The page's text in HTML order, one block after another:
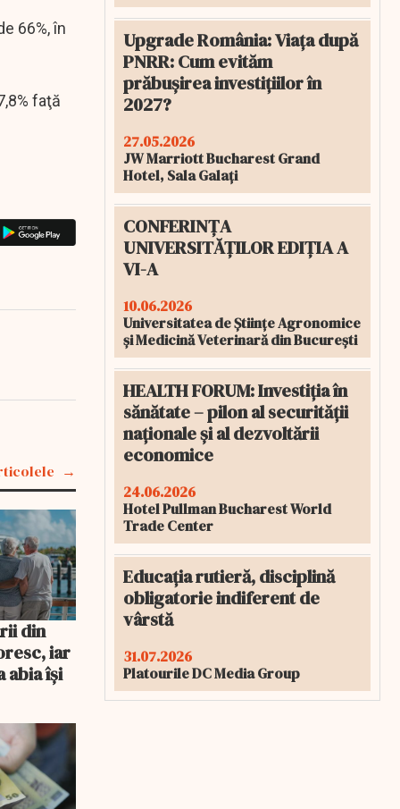
66%, în
faţă
din
iar
abia își
Upgrade România: Viața după
PNRR: Cum evităm
prăbușirea investițiilor în
2027?
27.05.2026
JW Marriott Bucharest Grand
Hotel, Sala Galați
CONFERINȚA
UNIVERSITĂȚILOR EDIȚIA A
VI-A
10.06.2026
Universitatea de Științe Agronomice
și Medicină Veterinară din București
HEALTH FORUM: Investiția în
sănătate – pilon al securității
naționale și al dezvoltării
economice
24.06.2026
Hotel Pullman Bucharest World
Trade Center
Educația rutieră, disciplină
obligatorie indiferent de
vârstă
31.07.2026
Platourile DC Media Group